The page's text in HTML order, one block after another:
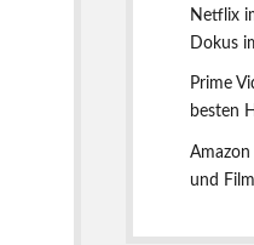
Netflix
Dokus
Prime
besten
und